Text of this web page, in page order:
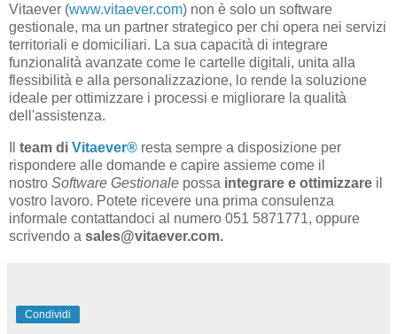
Vitaever (www.vitaever.com) non è solo un software
gestionale, ma un partner strategico per chi opera nei servizi
territoriali e domiciliari. La sua capacità di integrare
funzionalità avanzate come le cartelle digitali, unita alla
flessibilità e alla personalizzazione, lo rende la soluzione
ideale per ottimizzare i processi e migliorare la qualità
dell'assistenza.
team di Vitaever® resta sempre a disposizione per
rispondere alle domande e capire assieme come il
nostro Software Gestionale possa integrare e ottimizzare il
vostro lavoro. Potete ricevere una prima consulenza
informale contattandoci al numero 051 5871771, oppure
scrivendo a sales@vitaever.com.
Condividi